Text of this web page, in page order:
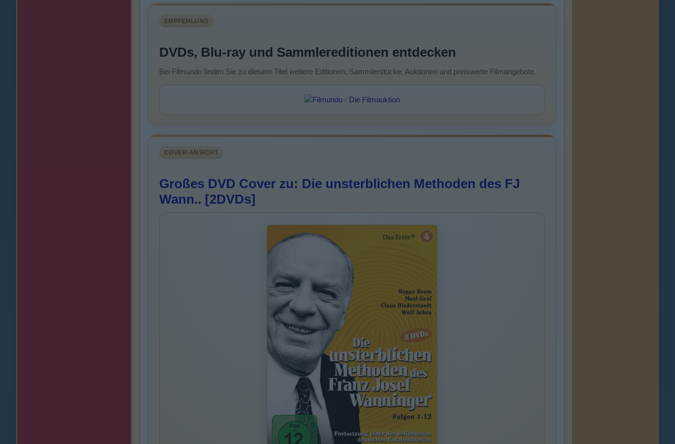
EMPFEHLUNG
DVDs, Blu-ray und Sammlereditionen entdecken
Bei Filmundo finden Sie zu diesem Titel weitere Editionen, Sammlerstücke, Auktionen und preiswerte Filmangebote.
COVER-ANSICHT
Großes DVD Cover zu: Die unsterblichen Methoden des FJ
Wann.. [2DVDs]